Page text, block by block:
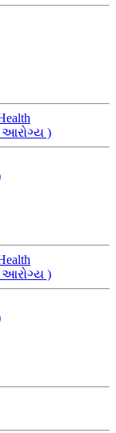
આરોગ્ય )
આરોગ્ય )